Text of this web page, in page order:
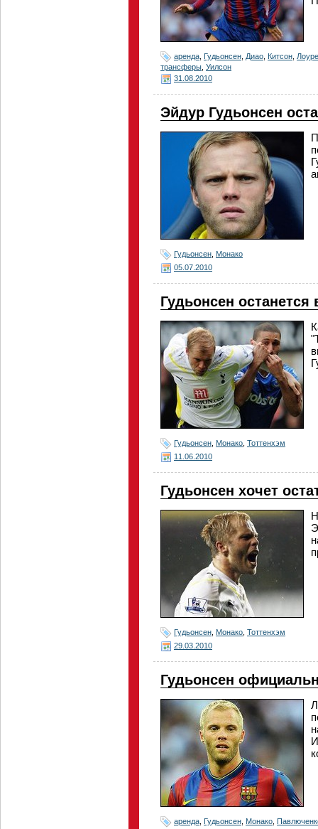
аренда Гудьонсен Диао Китсон
трансферы Уилсон
31.08.2010
Эйдур Гудьонсен
Гудьонсен Монако
05.07.2010
Гудьонсен останется
Гудьонсен Монако Тоттенхэм
11.06.2010
Гудьонсен хочет
Гудьонсен Монако Тоттенхэм
29.03.2010
Гудьонсен
аренда Гудьонсен Монако